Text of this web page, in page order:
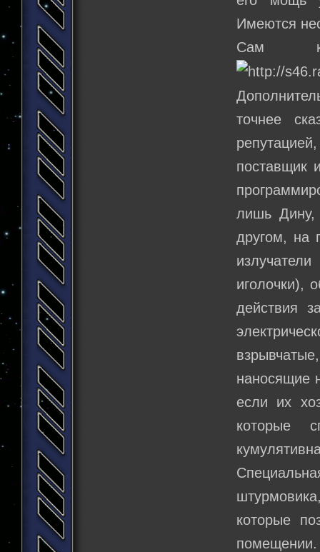
Имеются
Сам
точнее
поставщик
лишь Дину,
другом, на
иголочки),
действия
наносящие
если их
которые
которые